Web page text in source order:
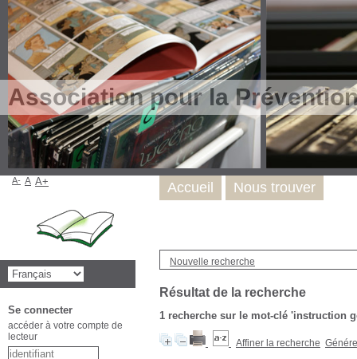
Association pour la
Nouvelle recherche
Résultat de la recherche
1 recherche sur le mot-clé 'instruction
Affiner la recherche
Accueil Nous trouver
A- A A+
Se connecter
accéder à votre compte de
lecteur